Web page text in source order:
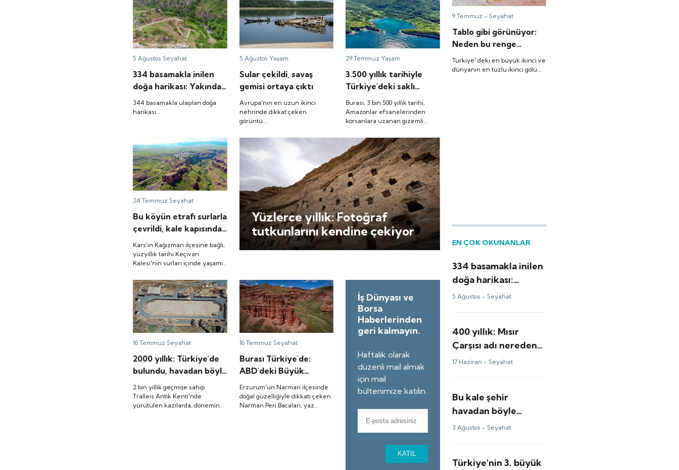
5 AğustosSeyahat
334 basamakla inilen
doğa harikası: Yakından
böyle görünüyor
344 basamakla ulaşılan doğa
harikası...
5 Ağustos Yaşam
Sular çekildi, savaş
gemisi ortaya çıktı
Avrupa'nın en uzun ikinci
nehrinde dikkat çeken
görüntü...
29 Temmuz Yaşam
3.500 yıllık tarihiyle
Türkiye'deki saklı
güzellik: 'Buraya gelen
yine geliyor'
Burası, 3 bin 500 yıllık tarihi,
Amazonlar efsanelerinden
korsanlara uzanan gizemli
Karadeniz'in saklı cenneti.
24 TemmuzSeyahat
Bu köyün etrafı surlarla
çevrildi, kale kapısından
içeri giriliyor
Kars'ın Kağızman ilçesine bağlı,
yüzyıllık tarihi Keçivan
Kalesi'nin surları içinde yaşamın
köyü tarihi kalıntılarıyla
ziyaretçilerini geçmişe
yolculuğa çıkarıyor.
Yüzlerce yıllık: Fotoğraf
tutkunlarını kendine çekiyor
16 TemmuzSeyahat
2000 yıllık: Türkiye'de
bulundu, havadan böyle
görünüyor
2 bin yıllık geçmişe sahip
Tralleis Antik Kenti'nde
yürütülen kazılarda, dönemin
16 Temmuz Seyahat
Burası Türkiye'de:
ABD'deki Büyük
Kanyon'a benzetiliyor
Erzurum'un Narman ilçesinde
doğal güzelliğiyle dikkati çeken
Narman Peri Bacaları, yaz
İş Dünyası ve
Borsa
Haberlerinden
geri kalmayın.
Haftalık olarak
düzenli mail almak
için mail
bültenimize katılın.
KATIL
9 Temmuz - Seyahat
Tablo gibi görünüyor:
Neden bu renge
döndü?
Türkiye' deki en büyük ikinci ve
dünyanın en tuzlu ikinci gölü...
EN ÇOK OKUNANLAR
334 basamakla inilen
doğa harikası:
Yakından böyle
5 Ağustos - Seyahat
400 yıllık: Mısır
Çarşısı adı nereden
geliyor?
17 Haziran - Seyahat
Bu kale şehir
havadan böyle
görünüyor
3 Ağustos - Seyahat
Türkiye'nin 3. büyük